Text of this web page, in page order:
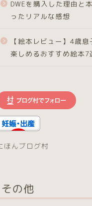
DWEを購入した理由と
ったリアルな感想
【絵本レビュー】4歳
楽しめるおすすめ絵本7
ほんブログ村
その他